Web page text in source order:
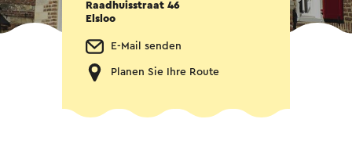
Raadhuisstraat 46
Elsloo
E-Mail senden
Planen Sie Ihre Route